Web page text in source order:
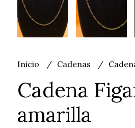
Inicio Cadenas
Cadena
amarilla